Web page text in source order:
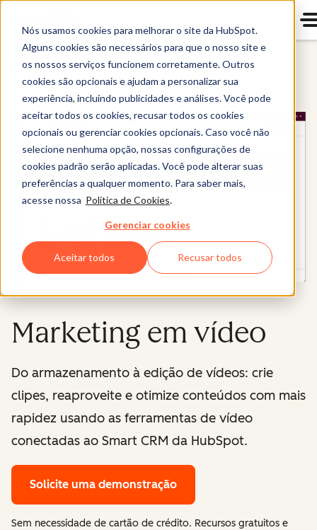
Nós usamos cookies para melhorar o site da HubSpot.
Alguns cookies são necessários para que o nosso site e
os nossos serviços funcionem corretamente. Outros
cookies são opcionais e ajudam a personalizar sua
experiência, incluindo publicidades e análises. Você pode
aceitar todos os cookies, recusar todos os cookies
opcionais ou gerenciar cookies opcionais. Caso você não
selecione nenhuma opção, nossas configurações de
cookies padrão serão aplicadas. Você pode alterar suas
preferências a qualquer momento. Para saber mais,
acesse nossa Política de Cookies.
Gerenciar cookies
Aceitar todos Recusar todos
Content Hub
Marketing em vídeo
Do armazenamento à edição de vídeos: crie
clipes, reaproveite e otimize conteúdos com mais
rapidez usando as ferramentas de vídeo
conectadas ao Smart CRM da HubSpot.
Solicite uma demonstração
Sem necessidade de cartão de crédito. Recursos gratuitos e